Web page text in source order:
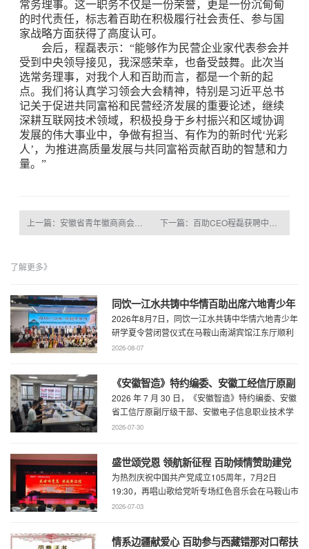
常务理事。这一职务不仅是一份荣誉，更是一份沉甸甸
的时代责任，标志着百助在积极履行社会责任、参与国
家战略方面获得了高度认可。
会后，程磊表示：“能够作为民营企业家代表参会并
受到中央领导接见，我深感荣幸，也备受鼓舞。此次当
选常务理事，对我个人和百助而言，都是一个新的起
点。我们将认真学习领会大会精神，特别是习近平总书
记关于促进共同富裕和民营经济发展的重要论述，继续
深耕互联网技术领域，积极投身于乡村振兴和区域协调
发展的伟大事业中，争做有担当、有作为的新时代‘光彩
人’，为推进高质量发展与共同富裕贡献百助的智慧和力
量。”
了解更多》
同饮一江水共铸中华情百助出席六地青少年
研学夏令营闭营仪式
2026年8月7日，同饮一江水共铸中华情六地青少年
研学夏令营闭营仪式在马鞍山南湖宾馆江东厅顺利
举办，百助CEO、马鞍山市新联会会长程 ...
2026-08-07
《安徽智造》特约编委、安徽工经信厅原副
厅级干部、安徽电子信息职业技术学院原党
委书记石象斌莅临百助考察交流
2026 年 7 月 30 日，《安徽智造》特约编委、安徽
省工信厅原副厅级干部、安徽电子信息职业技术学
院原党委书记石象斌莅临百助考 ...
2026-07-30
盛世颂党恩 领航新征程 百助倾情赞助建党
105周年文艺展演
为热烈庆祝中国共产党成立105周年，7月2日
19:30，再唱山歌给党听专场红色音乐会在马鞍山市
工人文化宫职工剧场精彩上演。本场音乐会由 ...
2026-07-03
情系边疆献爱心 百助参与西藏错那对口帮扶